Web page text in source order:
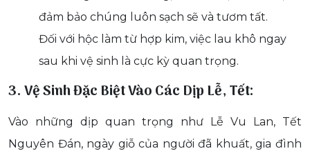
đảm bảo chúng luôn sạch sẽ và tươm tất.
Đối với hộc làm từ hợp kim, việc lau khô ngay
sau khi vệ sinh là cực kỳ quan trọng.
3. Vệ Sinh Đặc Biệt Vào Các Dịp Lễ, Tết:
Vào những dịp quan trọng như Lễ Vu Lan, Tết
Nguyên Đán, ngày giỗ của người đã khuất, gia đình